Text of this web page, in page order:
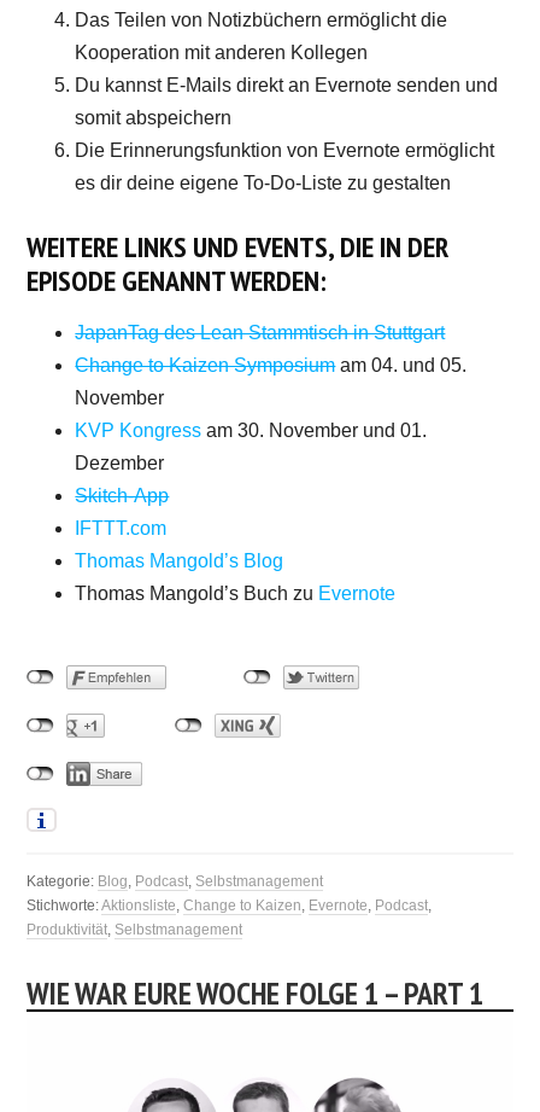
Das Teilen von Notizbüchern ermöglicht die
Kooperation mit anderen Kollegen
Du kannst E-Mails direkt an Evernote senden und
somit abspeichern
Die Erinnerungsfunktion von Evernote ermöglicht
es dir deine eigene To-Do-Liste zu gestalten
WEITERE LINKS UND EVENTS, DIE IN DER
EPISODE GENANNT WERDEN:
JapanTag des Lean Stammtisch in Stuttgart
Change to Kaizen Symposiumam 04. und 05.
November
KVP Kongress am 30. November und 01.
Dezember
Skitch-App
IFTTT.com
Thomas Mangold’s Blog
Thomas Mangold’s Buch zu Evernote
Kategorie: Blog, Podcast, Selbstmanagement
Stichworte:Aktionsliste,Change to Kaizen, Evernote, Podcast,
Produktivität, Selbstmanagement
WIE WAR EURE WOCHE FOLGE 1 – PART 1